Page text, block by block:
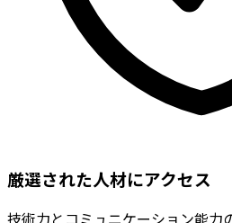
厳選された人材にアクセス
技術力とコミュニケーション能力